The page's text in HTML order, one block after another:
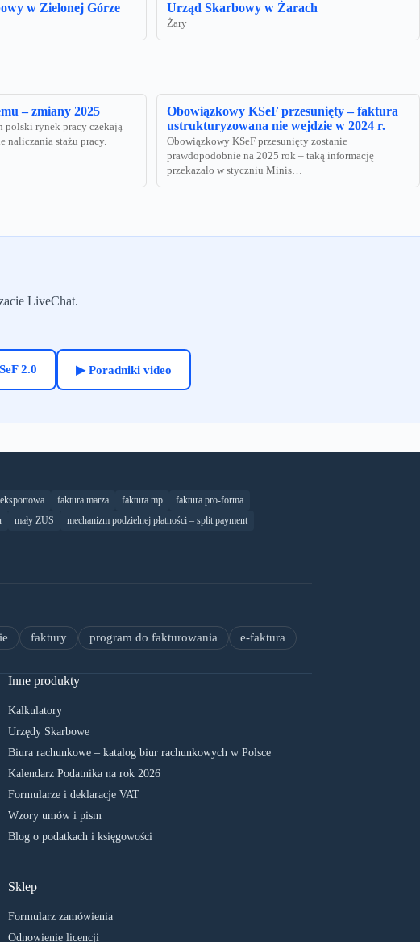
w Zielonej Górze Urząd Skarbowy w Żarach
Żary
– zmiany 2025
polski rynek pracy czekają
naliczania stażu pracy.
Obowiązkowy KSeF przesunięty – faktura
ustrukturyzowana nie wejdzie w 2024 r.
Obowiązkowy KSeF przesunięty zostanie
prawdopodobnie na 2025 rok – taką informację
przekazało w styczniu Minis…
LiveChat.
2.0 ▶ Poradniki video
faktura marza faktura mp
faktura pro-forma
mały ZUS
mechanizm podzielnej płatności – split payment
faktury program do fakturowania
e-faktura
Inne produkty
Kalkulatory
Urzędy Skarbowe
Biura rachunkowe – katalog biur rachunkowych w Polsce
Kalendarz Podatnika na rok 2026
Formularze i deklaracje VAT
Wzory umów i pism
Blog o podatkach i księgowości
Sklep
Formularz zamówienia
Odnowienie licencji